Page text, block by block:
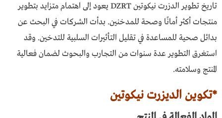
تاريخ تطوير الدزرت نيكوتين DZRT يعود إلى اهتمام متزايد بتطوير
منتجات أكثر أمانًا وصحة للمدخنين. بدأت الشركات في البحث عن
بدائل صحية للمساعدة في تقليل التأثيرات السلبية للتدخين. وقد
استغرق التطوير عدة سنوات من التجارب والبحوث لضمان فعالية
المنتج وسلامته.
*تكوين الديزرت نيكوتين